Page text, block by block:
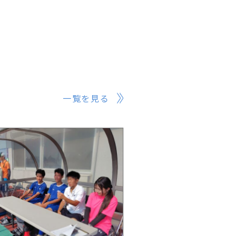
一覧を見る